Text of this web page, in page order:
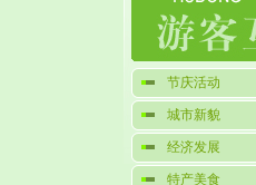
节庆活动
城市新貌
经济发展
特产美食